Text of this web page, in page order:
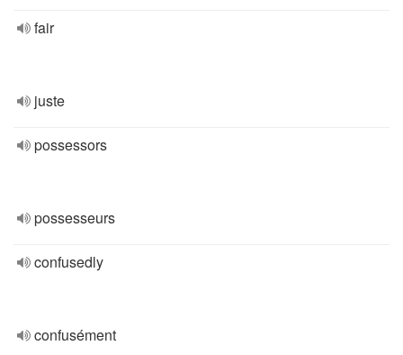
fair
juste
possessors
possesseurs
confusedly
confusément